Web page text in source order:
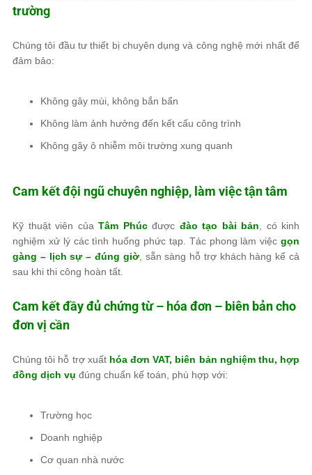
trường
Chúng tôi đầu tư thiết bị chuyên dụng và công nghệ mới nhất để
đảm bảo:
Không gây mùi, không bắn bẩn
Không làm ảnh hưởng đến kết cấu công trình
Không gây ô nhiễm môi trường xung quanh
Cam kết đội ngũ chuyên nghiệp, làm việc tận tâm
Kỹ thuật viên của Tâm Phúcđược đào tạo bài bản , có kinh
nghiệm xử lý các tình huống phức tạp. Tác phong làm việc gọn
gàng – lịch sự – đúng giờ, sẵn sàng hỗ trợ khách hàng kể cả
sau khi thi công hoàn tất.
Cam kết đầy đủ chứng từ – hóa đơn – biên bản cho
đơn vị cần
Chúng tôi hỗ trợ xuất hóa đơn VAT, biên bản nghiệm thu, hợp
đồng dịch vụ đúng chuẩn kế toán, phù hợp với:
Trường học
Doanh nghiệp
Cơ quan nhà nước